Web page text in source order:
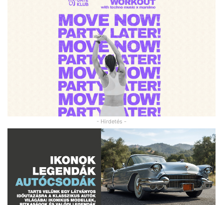
- Hirdetés -